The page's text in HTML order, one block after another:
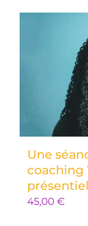
Une
coaching
présentiel
45,00 €